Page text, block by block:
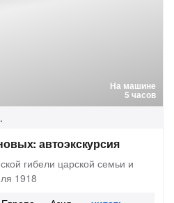
На машине
5 часов
автоэкскурсия
гибели царской семьи и
1918